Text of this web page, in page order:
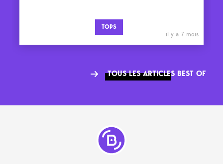
TOPS
il y a 7 mois
TOUS LES ARTICLES BEST OF